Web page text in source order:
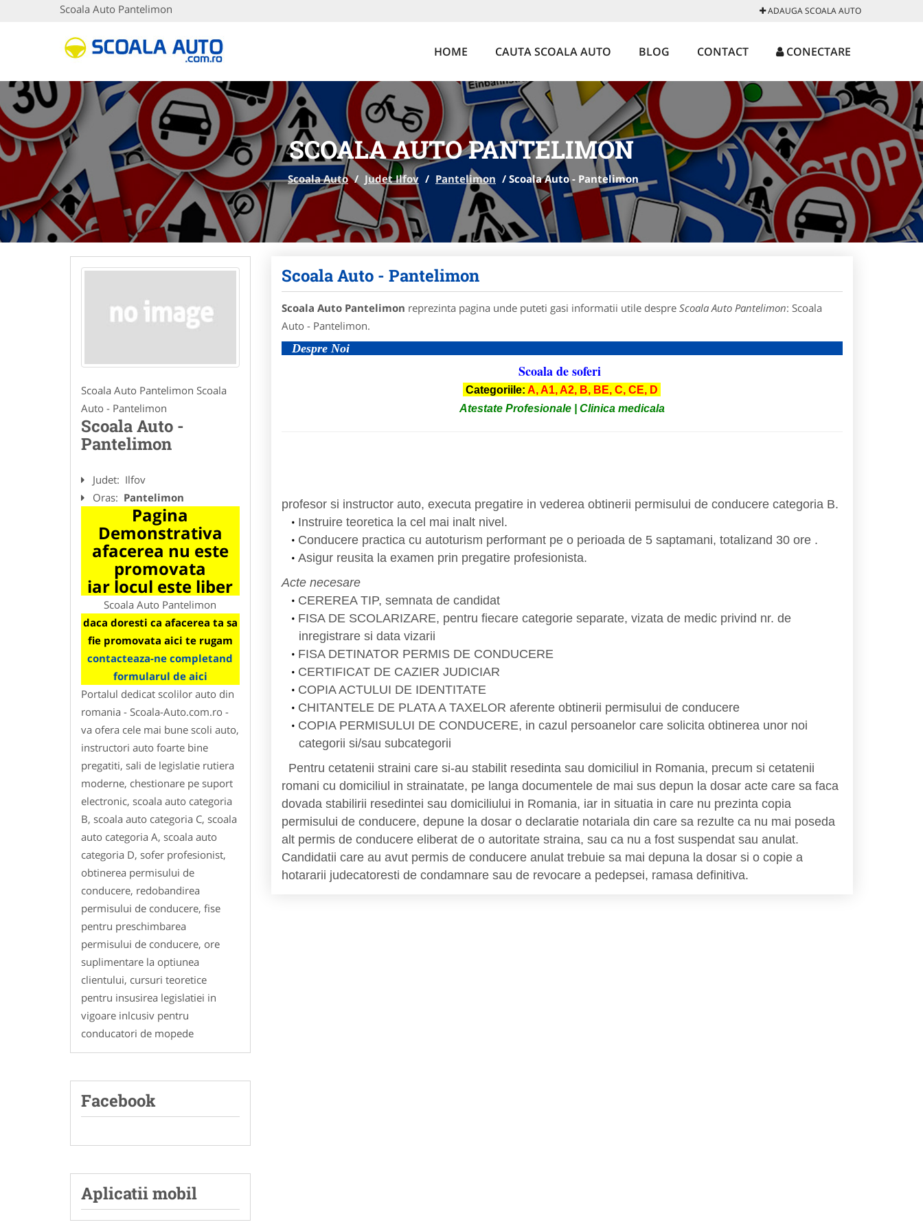
Scoala Auto Pantelimon ADAUGA SCOALA AUTO
HOME CAUTA SCOALA AUTO BLOG CONTACT CONECTARE
SCOALA AUTO PANTELIMON
Scoala Auto / Judet Ilfov / Pantelimon / Scoala Auto - Pantelimon
Scoala Auto Pantelimon Scoala
Auto - Pantelimon
Scoala Auto -
Pantelimon
Judet: Ilfov
Oras: Pantelimon
Pagina
Demonstrativa
afacerea nu este
promovata
iar locul este liber
Scoala Auto Pantelimon
daca doresti ca afacerea ta sa
fie promovata aici te rugam
contacteaza-ne completand
formularul de aici
Portalul dedicat scolilor auto din
romania - Scoala-Auto.com.ro -
va ofera cele mai bune scoli auto,
instructori auto foarte bine
pregatiti, sali de legislatie rutiera
moderne, chestionare pe suport
electronic, scoala auto categoria
B, scoala auto categoria C, scoala
auto categoria A, scoala auto
categoria D, sofer profesionist,
obtinerea permisului de
conducere, redobandirea
permisului de conducere, fise
pentru preschimbarea
permisului de conducere, ore
suplimentare la optiunea
clientului, cursuri teoretice
pentru insusirea legislatiei in
vigoare inlcusiv pentru
conducatori de mopede
Facebook
Aplicatii mobil
Scoala Auto - Pantelimon
Scoala Auto Pantelimon reprezinta pagina unde puteti gasi informatii utile despre Scoala Auto Pantelimon: Scoala
Auto - Pantelimon.
Despre Noi
Scoala de soferi
Categoriile:A, A1, A2, B, BE, C, CE, D
Atestate Profesionale | Clinica medicala
profesor si instructor auto, executa pregatire in vederea obtinerii permisului de conducere categoria B.
Instruire teoretica la cel mai inalt nivel.
Conducere practica cu autoturism performant pe o perioada de 5 saptamani, totalizand 30 ore .
Asigur reusita la examen prin pregatire profesionista.
Acte necesare
CEREREA TIP, semnata de candidat
FISA DE SCOLARIZARE, pentru fiecare categorie separate, vizata de medic privind nr. de
inregistrare si data vizarii
FISA DETINATOR PERMIS DE CONDUCERE
CERTIFICAT DE CAZIER JUDICIAR
COPIA ACTULUI DE IDENTITATE
CHITANTELE DE PLATA A TAXELOR aferente obtinerii permisului de conducere
COPIA PERMISULUI DE CONDUCERE, in cazul persoanelor care solicita obtinerea unor noi
categorii si/sau subcategorii
Pentru cetatenii straini care si-au stabilit resedinta sau domiciliul in Romania, precum si cetatenii
romani cu domiciliul in strainatate, pe langa documentele de mai sus depun la dosar acte care sa faca
dovada stabilirii resedintei sau domiciliului in Romania, iar in situatia in care nu prezinta copia
permisului de conducere, depune la dosar o declaratie notariala din care sa rezulte ca nu mai poseda
alt permis de conducere eliberat de o autoritate straina, sau ca nu a fost suspendat sau anulat.
Candidatii care au avut permis de conducere anulat trebuie sa mai depuna la dosar si o copie a
hotararii judecatoresti de condamnare sau de revocare a pedepsei, ramasa definitiva.